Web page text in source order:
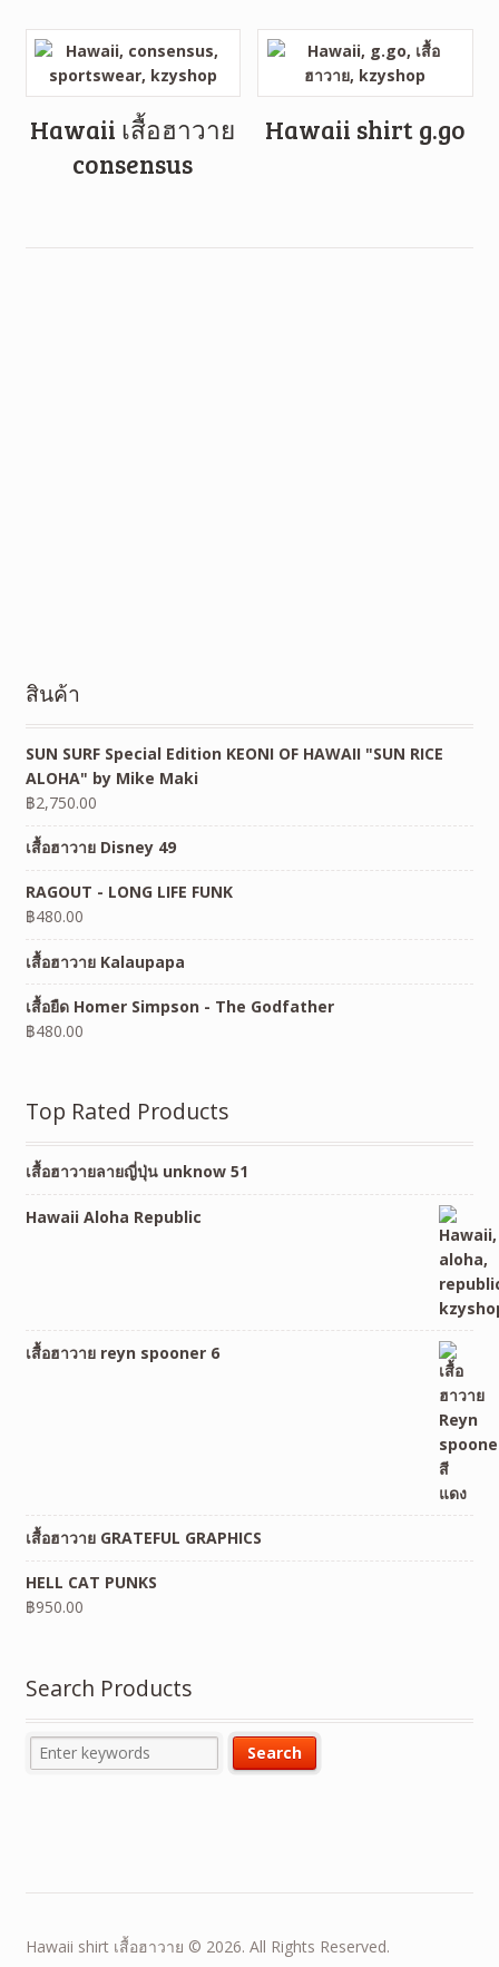
Hawaii เสื้อฮาวาย
consensus
Hawaii shirt g.go
สินค้า
SUN SURF Special Edition KEONI OF HAWAII "SUN RICE
ALOHA" by Mike Maki
฿2,750.00
เสื้อฮาวาย Disney 49
RAGOUT - LONG LIFE FUNK
฿480.00
เสื้อฮาวาย Kalaupapa
เสื้อยืด Homer Simpson - The Godfather
฿480.00
Top Rated Products
เสื้อฮาวายลายญี่ปุ่น unknow 51
Hawaii Aloha Republic
เสื้อฮาวาย reyn spooner 6
เสื้อฮาวาย GRATEFUL GRAPHICS
HELL CAT PUNKS
฿950.00
Search Products
Hawaii shirt เสื้อฮาวาย © 2026. All Rights Reserved.